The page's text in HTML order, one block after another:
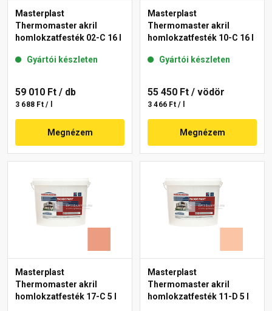
Masterplast
Thermomaster akril
homlokzatfesték 02-C 16 l
Gyártói készleten
59 010 Ft / db
3 688 Ft / l
Megnézem
Masterplast
Thermomaster akril
homlokzatfesték 10-C 16 l
Gyártói készleten
55 450 Ft / vödör
3 466 Ft / l
Megnézem
Masterplast
Thermomaster akril
homlokzatfesték 17-C 5 l
Masterplast
Thermomaster akril
homlokzatfesték 11-D 5 l